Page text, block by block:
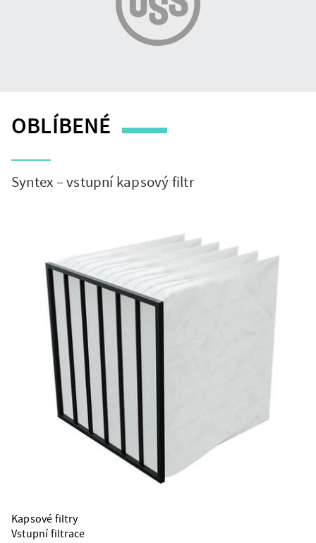
OBLÍBENÉ
Syntex – vstupní kapsový filtr
Kapsové filtry
Vstupní filtrace